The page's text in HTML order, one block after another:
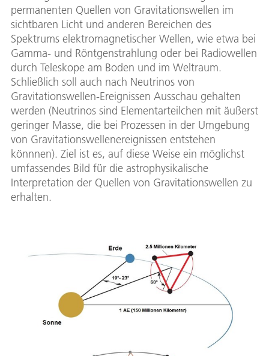
permanenten Quellen von Gravitationswellen im
sichtbaren Licht und anderen Bereichen des
Spektrums elektromagnetischer Wellen, wie etwa bei
Gamma- und Röntgenstrahlung oder bei Radiowellen
durch Teleskope am Boden und im Weltraum.
Schließlich soll auch nach Neutrinos von
Gravitationswellen-Ereignissen Ausschau gehalten
werden (Neutrinos sind Elementarteilchen mit äußerst
geringer Masse, die bei Prozessen in der Umgebung
von Gravitationswellenereignissen entstehen
könnnen). Ziel ist es, auf diese Weise ein möglichst
umfassendes Bild für die astrophysikalische
Interpretation der Quellen von Gravitationswellen zu
erhalten.